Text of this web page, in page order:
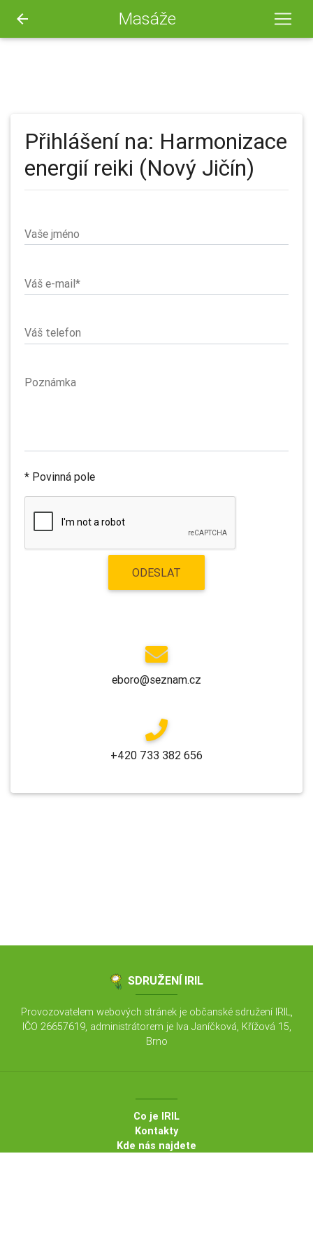
arrow_back Masáže
Přihlášení na: Harmonizace
energií reiki (Nový Jičín)
Vaše jméno
Váš e-mail*
Váš telefon
Poznámka
* Povinná pole
ODESLAT
eboro@seznam.cz
+420 733 382 656
SDRUŽENÍ IRIL
Provozovatelem webových stránek je občanské sdružení IRIL,
IČO 26657619, administrátorem je Iva Janíčková, Křížová 15,
Brno
Co je IRIL
Kontakty
Kde nás najdete